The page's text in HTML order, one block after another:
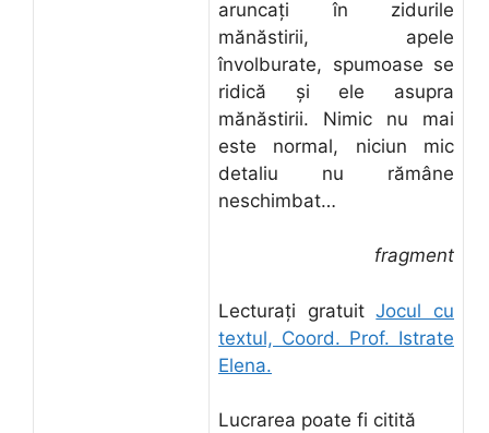
aruncați în zidurile
mănăstirii, apele
învolburate, spumoase se
ridică și ele asupra
mănăstirii. Nimic nu mai
este normal, niciun mic
detaliu nu rămâne
neschimbat…
fragment
Lecturați gratuitJocul cu
textul, Coord. Prof. Istrate
Elena.
Lucrarea poate fi citită